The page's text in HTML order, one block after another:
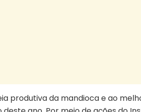
produtiva da mandioca e ao